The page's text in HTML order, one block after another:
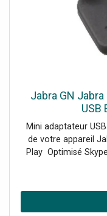
Jabra GN
USB
Mini adaptateur
de votre appareil
Play Optimisé
Accessoire exclusif
75, le